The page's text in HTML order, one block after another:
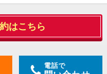
はこちら
電話で